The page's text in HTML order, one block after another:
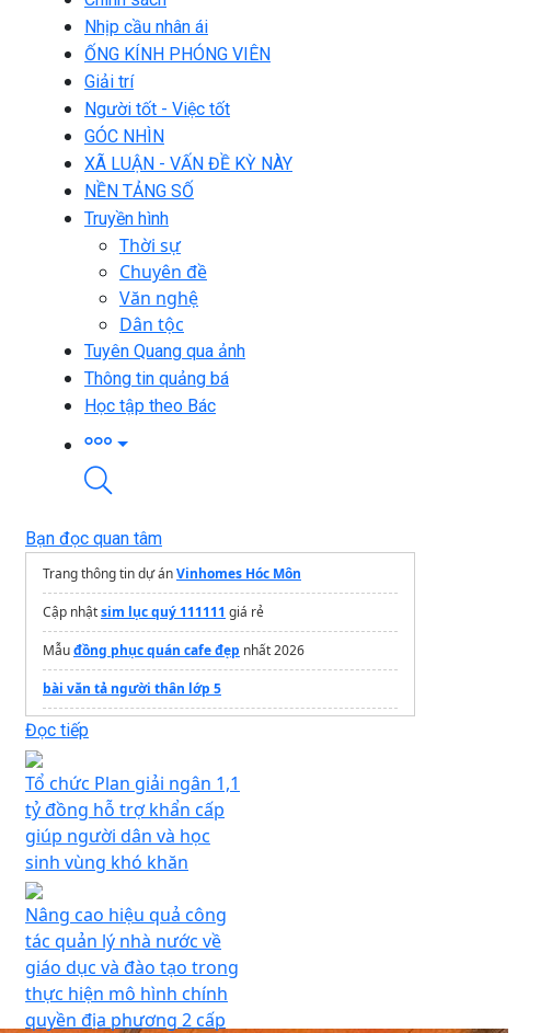
Nhịp cầu nhân ái
ỐNG KÍNH PHÓNG VIÊN
Giải trí
Người tốt - Việc tốt
GÓC NHÌN
XÃ LUẬN - VẤN ĐỀ KỲ NÀY
NỀN TẢNG SỐ
Truyền hình
Thời sự
Chuyên đề
Văn nghệ
Dân tộc
Tuyên Quang qua ảnh
Thông tin quảng bá
Học tập theo Bác
Bạn đọc quan tâm
Trang thông tin dự ánVinhomes Hóc Môn
Cập nhậtsim lục quý 111111 giá rẻ
Mẫuđồng phục quán cafe đẹp nhất 2026
bài văn tả người thân lớp 5
các loại biểu đồ trong thống kế
Gia côngbiển quảng cáo
Đọc tiếp
Tổ chức Plan giải ngân 1,1
tỷ đồng hỗ trợ khẩn cấp
giúp người dân và học
sinh vùng khó khăn
Nâng cao hiệu quả công
tác quản lý nhà nước về
giáo dục và đào tạo trong
thực hiện mô hình chính
quyền địa phương 2 cấp